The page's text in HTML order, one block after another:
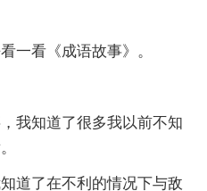
一看《成语故事》。
我知道了很多我以前不知
道了在不利的情况下与敌